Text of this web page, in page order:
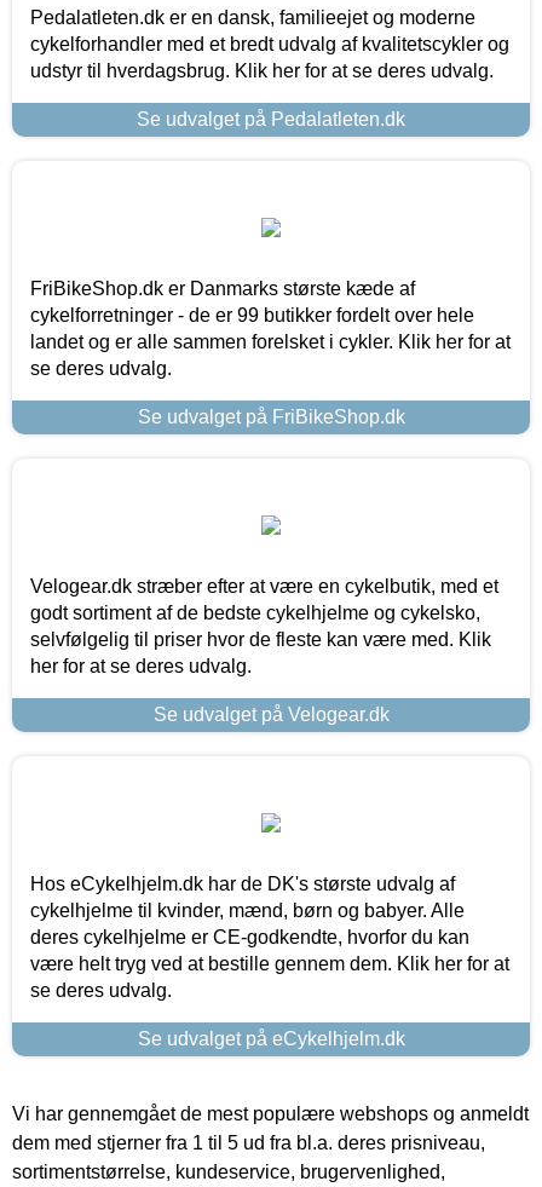
Pedalatleten.dk er en dansk, familieejet og moderne
cykelforhandler med et bredt udvalg af kvalitetscykler og
udstyr til hverdagsbrug. Klik her for at se deres udvalg.
Se udvalget på Pedalatleten.dk
FriBikeShop.dk er Danmarks største kæde af
cykelforretninger - de er 99 butikker fordelt over hele
landet og er alle sammen forelsket i cykler. Klik her for at
se deres udvalg.
Se udvalget på FriBikeShop.dk
Velogear.dk stræber efter at være en cykelbutik, med et
godt sortiment af de bedste cykelhjelme og cykelsko,
selvfølgelig til priser hvor de fleste kan være med. Klik
her for at se deres udvalg.
Se udvalget på Velogear.dk
Hos eCykelhjelm.dk har de DK's største udvalg af
cykelhjelme til kvinder, mænd, børn og babyer. Alle
deres cykelhjelme er CE-godkendte, hvorfor du kan
være helt tryg ved at bestille gennem dem. Klik her for at
se deres udvalg.
Se udvalget på eCykelhjelm.dk
Vi har gennemgået de mest populære webshops og anmeldt
dem med stjerner fra 1 til 5 ud fra bl.a. deres prisniveau,
sortimentstørrelse, kundeservice, brugervenlighed,